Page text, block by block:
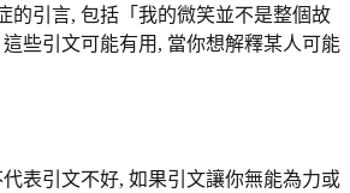
的引言, 包括「我的微笑並不是整個故
些引文可能有用, 當你想解釋某人可能
表引文不好, 如果引文讓你無能為力或